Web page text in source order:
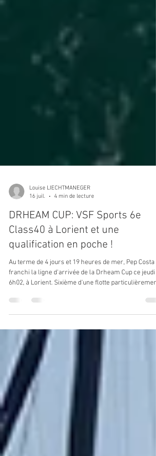
Louise LIECHTMANEGER
16 juil.
4 min de lecture
DRHEAM CUP: VSF Sports 6e
Class40 à Lorient et une
qualification en poche !
franchi la ligne d'arrivée de la Drheam Cup ce jeudi à
résultat solide dans une saison où il ne cesse de
gagner en épaisseur. Mais l'essentiel est ailleurs. Au
bout de ces près de 1 000 milles entre Cherbourg-
Cotentin, le Fastnet et le plateau de Rochebonne, le
Catalan repart surtout avec ce qu'il était venu
chercher